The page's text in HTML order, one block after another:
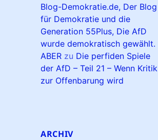
Blog-Demokratie.de, Der Blog
für Demokratie und die
Generation 55Plus, Die AfD
wurde demokratisch gewählt.
ABER zu Die perfiden Spiele
der AfD – Teil 21 – Wenn Kritik
zur Offenbarung wird
ARCHIV